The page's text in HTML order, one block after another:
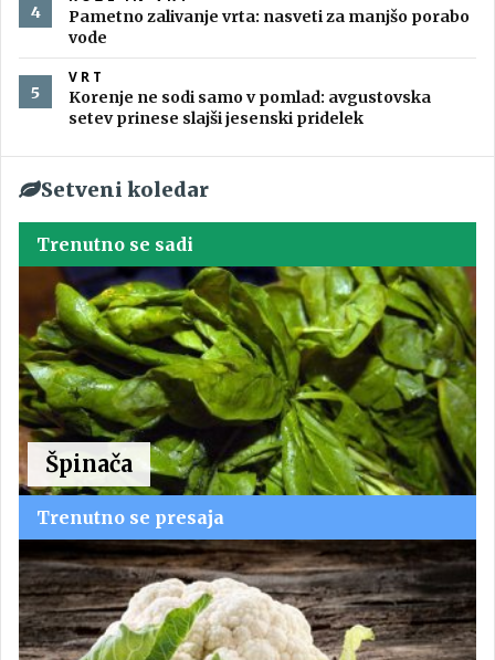
Pametno zalivanje vrta: nasveti za manjšo porabo
vode
VRT
Korenje ne sodi samo v pomlad: avgustovska
setev prinese slajši jesenski pridelek
Setveni koledar
Trenutno se sadi
Špinača
Trenutno se presaja